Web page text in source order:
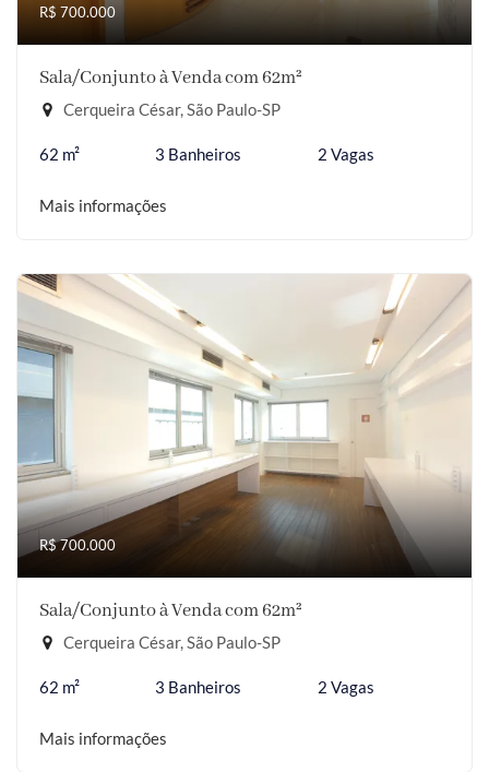
R$ 700.000
Sala/Conjunto à Venda com 62m²
Cerqueira César, São Paulo-SP
62 m² 3 Banheiros 2 Vagas
Mais informações
R$ 700.000
Sala/Conjunto à Venda com 62m²
Cerqueira César, São Paulo-SP
62 m² 3 Banheiros 2 Vagas
Mais informações